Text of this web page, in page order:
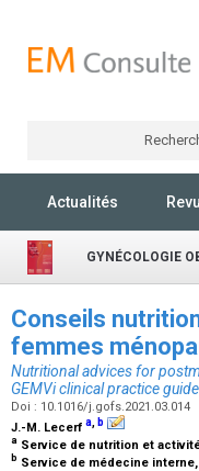
Actualités
GYNÉCOLOGIE
Conseils
femmes
Nutritional advices for
GEMVi clinical practice
Doi : 10.1016/j.gofs.2021.03.014
J.-M. Lecerf a, b
a Service de nutrition et
b Service de médecine interne,